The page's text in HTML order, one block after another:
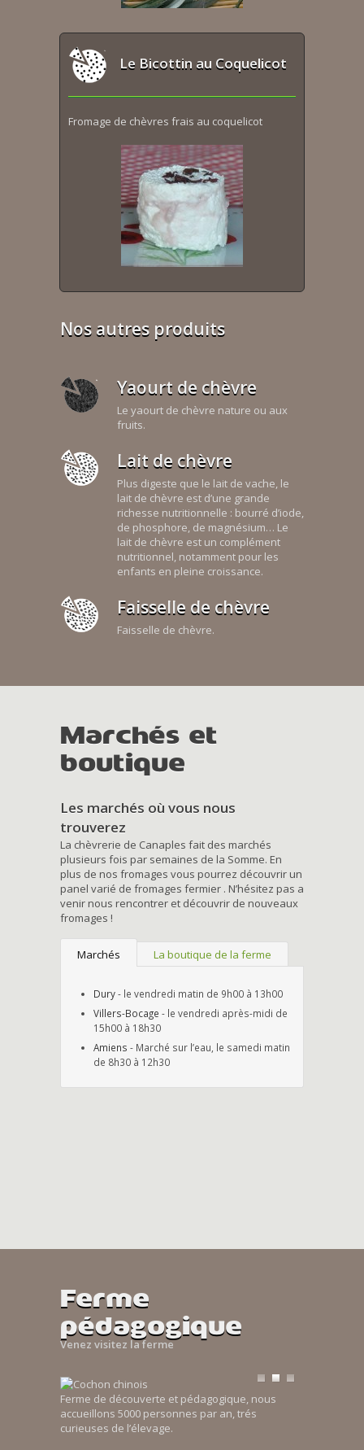
Le Bicottin au Coquelicot
Fromage de chèvres frais au coquelicot
Nos autres produits
Yaourt de chèvre
Le yaourt de chèvre nature ou aux
fruits.
Lait de chèvre
Plus digeste que le lait de vache, le
lait de chèvre est d’une grande
richesse nutritionnelle : bourré d’iode,
de phosphore, de magnésium… Le
lait de chèvre est un complément
nutritionnel, notamment pour les
enfants en pleine croissance.
Faisselle de chèvre
Faisselle de chèvre.
Marchés et
boutique
Les marchés où vous nous
trouverez
La chèvrerie de Canaples fait des marchés
plusieurs fois par semaines de la Somme. En
plus de nos fromages vous pourrez découvrir un
panel varié de fromages fermier . N’hésitez pas a
venir nous rencontrer et découvrir de nouveaux
fromages !
Marchés La boutique de la ferme
Dury- le vendredi matin de 9h00 à 13h00
Villers-Bocage - le vendredi après-midi de
15h00 à 18h30
Amiens - Marché sur l’eau, le samedi matin
de 8h30 à 12h30
Ferme
pédagogique
Venez visitez la ferme
Ferme de découverte et pédagogique, nous
accueillons 5000 personnes par an, trés
curieuses de l’élevage.